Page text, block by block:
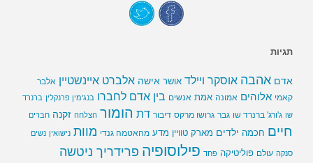
תגיות
אדם אהבה אוסקר ויילד אושר אישה אלברט איינשטיין אלבר
קאמי אלוהים אמונה אמת אנשים בין אדם לחברו בנג'מין פרנקלין ברנרד
שו ג'ורג' ברנרד שו גבר גרושו מרקס דיבור דת הומור הצלחה זקנה חברים
חיים חכמה ילדים מארק טוויין מדע מהאטמה גנדי מוות נישואין נשים
סנקה עולם פוליטיקה פחד פילוסופיה פרידריך ניטשה